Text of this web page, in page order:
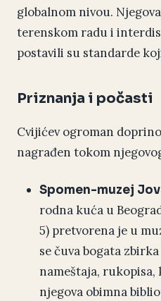
globalnom nivou.
terenskom radu i
postavili su standarde
Priznanja i počasti
Cvijićev ogroman
nagrađen tokom
Spomen-muzej
rodna kuća u
5) pretvorena je u
se čuva bogata
nameštaja,
njegova obimna